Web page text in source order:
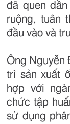
đã quen
ruộng, tuân
đầu vào và
Ông Nguyễn
trì sản xuất
hợp với
chức tập
sử dụng